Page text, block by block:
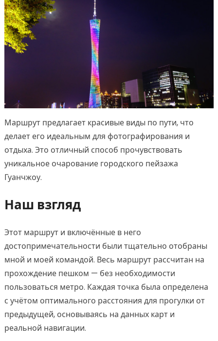
Маршрут предлагает красивые виды по пути, что
делает его идеальным для фотографирования и
отдыха. Это отличный способ прочувствовать
уникальное очарование городского пейзажа
Гуанчжоу.
Наш взгляд
Этот маршрут и включённые в него
достопримечательности были тщательно отобраны
мной и моей командой. Весь маршрут рассчитан на
прохождение пешком — без необходимости
пользоваться метро. Каждая точка была определена
с учётом оптимального расстояния для прогулки от
предыдущей, основываясь на данных карт и
реальной навигации.